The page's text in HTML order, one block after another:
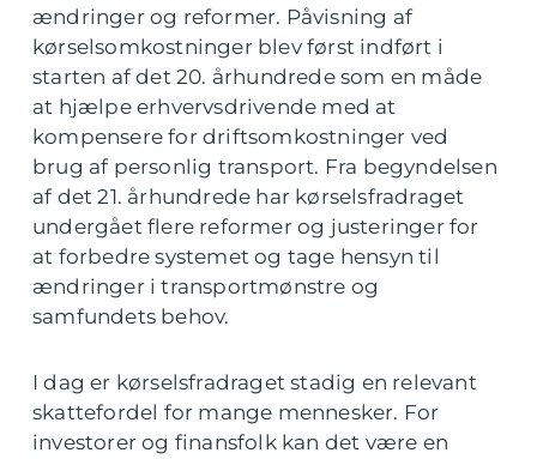
ændringer og reformer. Påvisning af
kørselsomkostninger blev først indført i
starten af det 20. århundrede som en måde
at hjælpe erhvervsdrivende med at
kompensere for driftsomkostninger ved
brug af personlig transport. Fra begyndelsen
af det 21. århundrede har kørselsfradraget
undergået flere reformer og justeringer for
at forbedre systemet og tage hensyn til
ændringer i transportmønstre og
samfundets behov.
I dag er kørselsfradraget stadig en relevant
skattefordel for mange mennesker. For
investorer og finansfolk kan det være en